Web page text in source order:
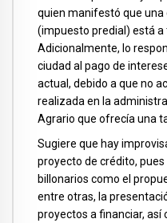
quien manifestó que una
(impuesto predial) está a
Adicionalmente, lo
ciudad al pago de
actual, debido a que no
realizada en la
Agrario que ofrecía una
Sugiere que hay
proyecto de crédito,
billonarios como el
entre otras, la
proyectos a financiar, así